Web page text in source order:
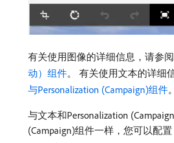
有关使用图像的详细信息，请参阅
动）组件。 有关使用文本的详细
与Personalization (Campaign)组件。
与文本和Personalization
(Campaign)组件一样，您可以配置